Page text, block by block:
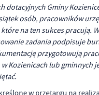
dotacyjnych Gminy
osób, pracowników
na ten sukces pracują.
zadania podpisuje
przygotowują
Kozienicach lub gminnych
w przetargu na